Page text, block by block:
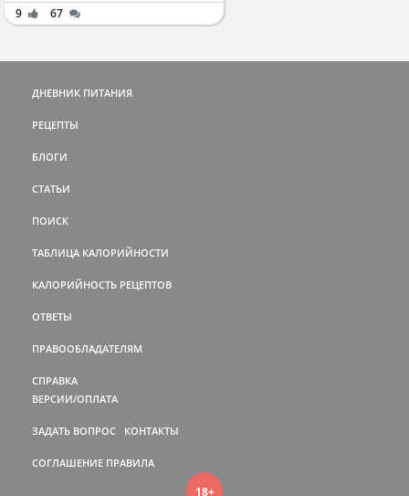
9 67
ДНЕВНИК ПИТАНИЯ
РЕЦЕПТЫ
БЛОГИ
СТАТЬИ
ПОИСК
ТАБЛИЦА КАЛОРИЙНОСТИ
КАЛОРИЙНОСТЬ РЕЦЕПТОВ
ОТВЕТЫ
ПРАВООБЛАДАТЕЛЯМ
СПРАВКА
ВЕРСИИ/ОПЛАТА
ЗАДАТЬ ВОПРОС КОНТАКТЫ
СОГЛАШЕНИЕ ПРАВИЛА
18+